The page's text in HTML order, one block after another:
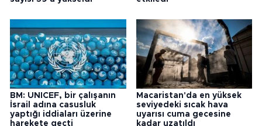
BM: UNICEF, bir çalışanın
İsrail adına casusluk
yaptığı iddiaları üzerine
harekete geçti
Macaristan'da en yüksek
seviyedeki sıcak hava
uyarısı cuma gecesine
kadar uzatıldı